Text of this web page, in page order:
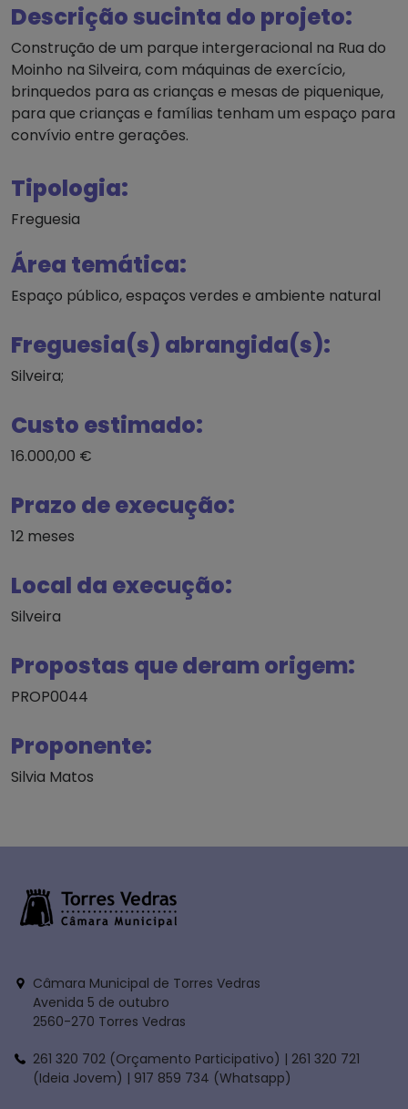
Descrição sucinta do projeto:
Construção de um parque intergeracional na Rua do
Moinho na Silveira, com máquinas de exercício,
brinquedos para as crianças e mesas de piquenique,
para que crianças e famílias tenham um espaço para
convívio entre gerações.
Tipologia:
Freguesia
Área temática:
Espaço público, espaços verdes e ambiente natural
Freguesia(s) abrangida(s):
Silveira;
Custo estimado:
16.000,00 €
Prazo de execução:
12 meses
Local da execução:
Silveira
Propostas que deram origem:
PROP0044
Proponente:
Silvia Matos
Câmara Municipal de Torres Vedras
Avenida 5 de outubro
2560-270 Torres Vedras
261 320 702 (Orçamento Participativo) | 261 320 721
(Ideia Jovem) | 917 859 734 (Whatsapp)